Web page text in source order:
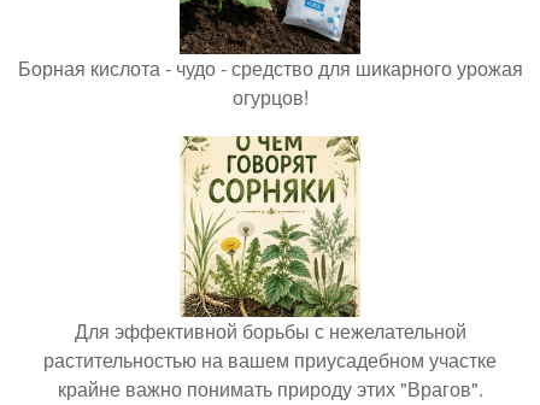
Борная кислота - чудо - средство для шикарного урожая
огурцов!
Для эффективной борьбы с нежелательной
растительностью на вашем приусадебном участке
крайне важно понимать природу этих "Врагов".